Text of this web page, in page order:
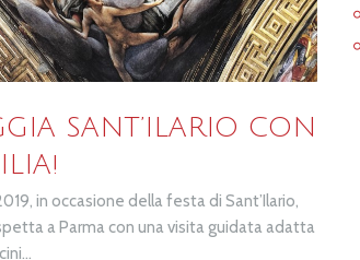
SANT’ILARIO CON
in occasione della festa di Sant’Ilario,
a Parma con una visita guidata adatta